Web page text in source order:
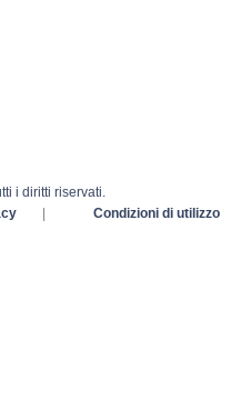
i diritti riservati.
| Condizioni di utilizzo